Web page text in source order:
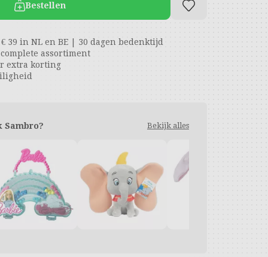
Bestellen
39 in NL en BE | 30 dagen bedenktijd
assortiment
extra korting
Sambro? Bekijk alles